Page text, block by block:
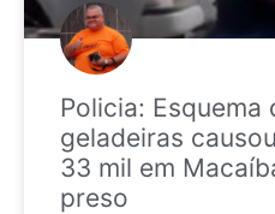
Policia:
geladeiras
33 mil em
preso